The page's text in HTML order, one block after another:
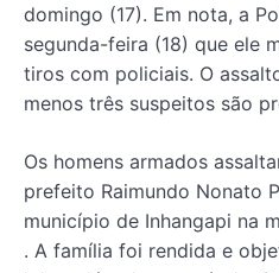
domingo (17). Em nota, a
segunda-feira (18) que ele
tiros com policiais. O
menos três suspeitos são
Os homens armados
prefeito Raimundo Nonato
município de Inhangapi na
. A família foi rendida e